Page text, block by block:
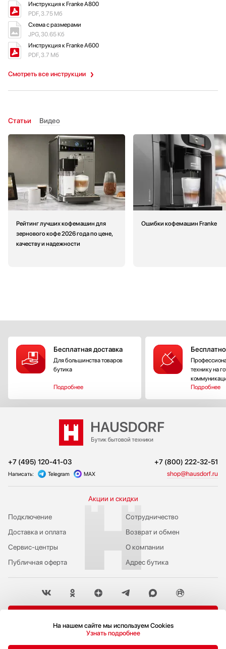
Смотреть все инструкции
Инструкция к Franke A800
PDF, 3.75 Мб
Схема с размерами
JPG, 30.65 Кб
Инструкция к Franke A600
PDF, 3.7 Мб
Статьи Видео
Рейтинг лучших кофемашин для
зернового кофе 2026 года по цене,
качеству и надежности
Ошибки кофемашин Franke
Бесплатная доставка
Для большинства товаров
бутика
Подробнее
технику на
Подробнее
© 2009-2026 Бутик бытовой техники Hausdorf
+7 (495) 120-41-03 +7 (800) 222-32-51
Написать: Telegram MAX shop@hausdorf.ru
Акции и скидки
Подключение
Публичная оферта
Сервис-центры
Доставка и оплата
Сотрудничество
Возврат и обмен
О компании
Адрес бутика
Политика конфиденциальности
На нашем сайте мы используем Cookies
Узнать подробнее